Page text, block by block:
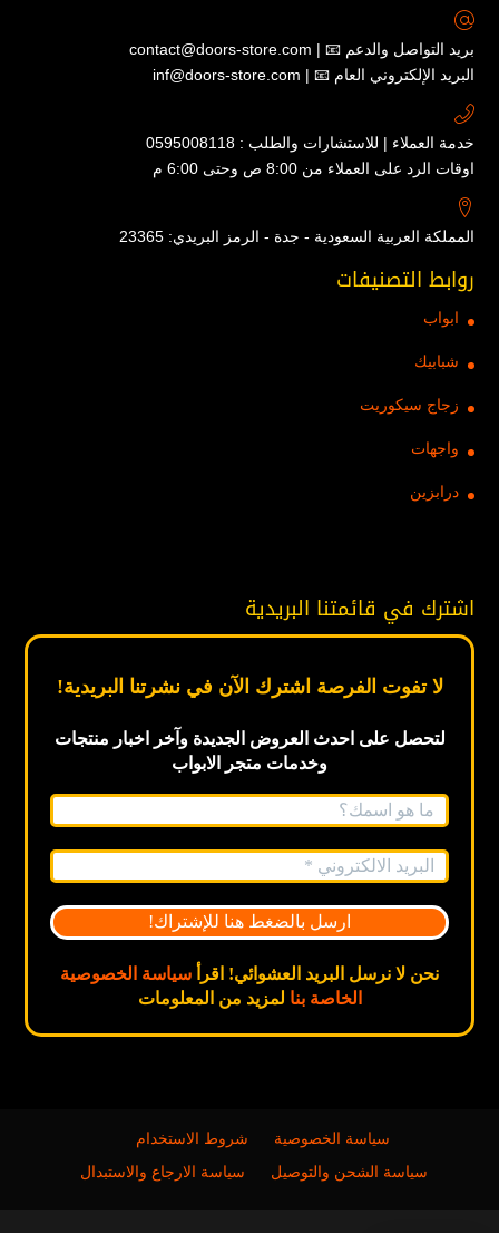
contact@doors-store.com | 📧 بريد التواصل والدعم
inf@doors-store.com | 📧 البريد الإلكتروني العام
خدمة العملاء | للاستشارات والطلب : 0595008118
اوقات الرد على العملاء من 8:00 ص وحتى 6:00 م
المملكة العربية السعودية - جدة - الرمز البريدي: 23365
روابط التصنيفات
ابواب
شبابيك
زجاج سيكوريت
واجهات
درابزين
اشترك في قائمتنا البريدية
لا تفوت الفرصة اشترك الآن في نشرتنا البريدية!
لتحصل على احدث العروض الجديدةوآخر اخبار منتجات
وخدمات متجر الابواب
نحن لا نرسل البريد العشوائي! اقرأ سياسة الخصوصية
الخاصة بنا لمزيد من المعلومات
سياسة الخصوصية
شروط الاستخدام
سياسة الشحن والتوصيل
سياسة الارجاع والاستبدال